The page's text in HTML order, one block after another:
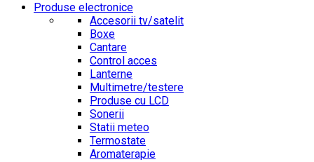
Produse electronice
Accesorii tv/satelit
Boxe
Cantare
Control acces
Lanterne
Multimetre/testere
Produse cu LCD
Sonerii
Statii meteo
Termostate
Aromaterapie